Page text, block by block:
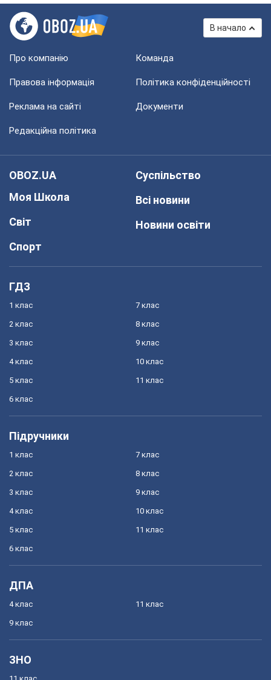
В начало
Про компанію Команда
Правова інформація Політика конфіденційності
Реклама на сайті Документи
Редакційна політика
OBOZ.UA
Моя Школа
Світ
Спорт
Суспільство
Всі новини
Новини освіти
ГДЗ
1 клас
2 клас
3 клас
4 клас
5 клас
6 клас
7 клас
8 клас
9 клас
10 клас
11 клас
Підручники
1 клас
2 клас
3 клас
4 клас
5 клас
6 клас
7 клас
8 клас
9 клас
10 клас
11 клас
ДПА
4 клас
9 клас
11 клас
ЗНО